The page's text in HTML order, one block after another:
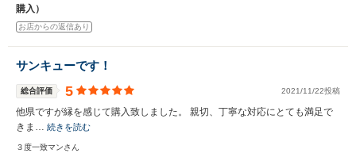
購入）
お店からの返信あり
サンキューです！
総合評価 5 2021/11/22投稿
他県ですが縁を感じて購入致しました。 親切、丁寧な対応にとても満足で
きま… 続きを読む
３度一致マンさん